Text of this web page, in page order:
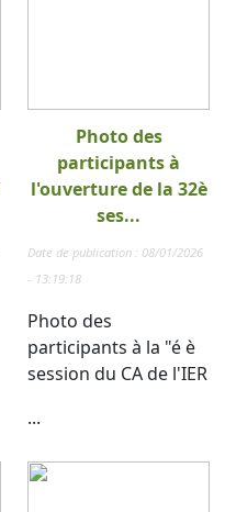
Photo des
participants à
l'ouverture de la 32è
ses...
Date de publication : 08/01/2026
- 13:19:18
Photo des
participants à la "é è
session du CA de l'IER
...